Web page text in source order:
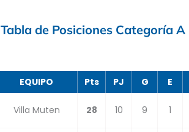
Tabla de Posiciones Categoría A
EQUIPO Pts PJ G E
Villa Muten 28 10 9 1